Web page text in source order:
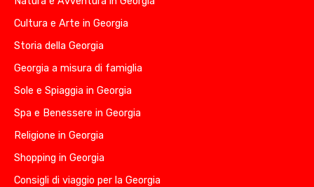
Cultura e Arte in Georgia
Storia della Georgia
Georgia a misura di famiglia
Sole e Spiaggia in Georgia
Spa e Benessere in Georgia
Religione in Georgia
Shopping in Georgia
Consigli di viaggio per la Georgia